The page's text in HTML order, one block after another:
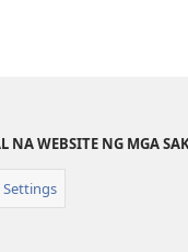
NA WEBSITE NG MGA
Settings